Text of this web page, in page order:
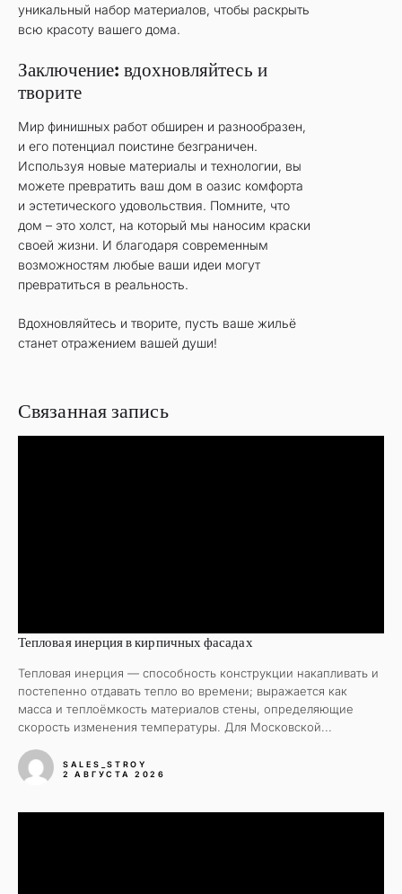
уникальный набор материалов, чтобы раскрыть
всю красоту вашего дома.
Заключение: вдохновляйтесь и
творите
Мир финишных работ обширен и разнообразен,
и его потенциал поистине безграничен.
Используя новые материалы и технологии, вы
можете превратить ваш дом в оазис комфорта
и эстетического удовольствия. Помните, что
дом – это холст, на который мы наносим краски
своей жизни. И благодаря современным
возможностям любые ваши идеи могут
превратиться в реальность.
Вдохновляйтесь и творите, пусть ваше жильё
станет отражением вашей души!
Связанная запись
Тепловая инерция в кирпичных фасадах
Тепловая инерция — способность конструкции накапливать и
постепенно отдавать тепло во времени; выражается как
масса и теплоёмкость материалов стены, определяющие
скорость изменения температуры. Для Московской...
SALES_STROY
2 АВГУСТА 2026